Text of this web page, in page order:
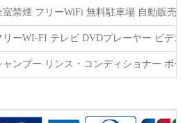
室禁煙 フリーWiFi 無料駐車場 自動販売
リーWI‐FI テレビ DVDプレーヤー ビデ
ャンプー リンス・コンディショナー ボ